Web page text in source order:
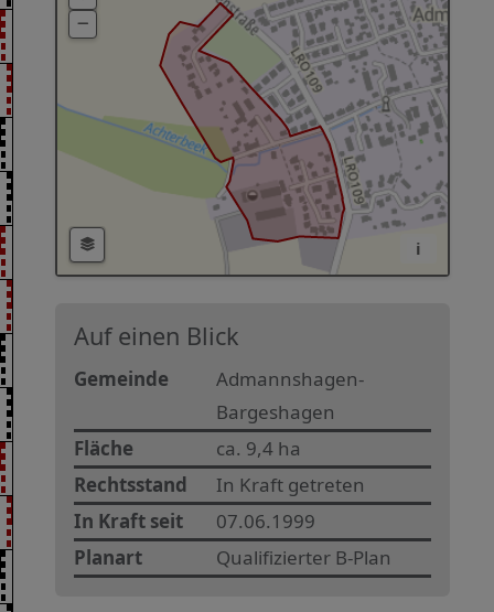
i
Auf einen Blick
Gemeinde
Admannshagen-
Bargeshagen
Fläche
ca. 9,4 ha
Rechtsstand
In Kraft getreten
In Kraft seit
07.06.1999
Planart
Qualifizierter B-Plan